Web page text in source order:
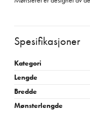
Spesifikasjoner
Kategori
Lengde
Bredde
Mønsterlengde